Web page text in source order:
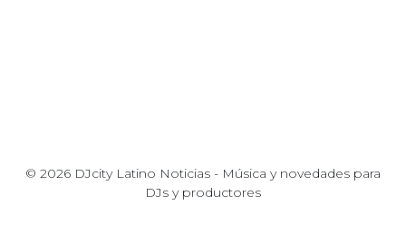
© 2026 DJcity Latino Noticias - Música y novedades para
DJs y productores